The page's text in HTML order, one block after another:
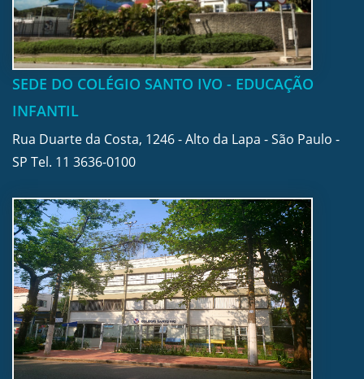
SEDE DO COLÉGIO SANTO IVO - EDUCAÇÃO
INFANTIL
Rua Duarte da Costa, 1246 - Alto da Lapa - São Paulo -
SP Tel. 11 3636-0100